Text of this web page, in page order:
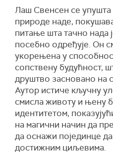
Лаш Свенсен се
природе наде,
питање шта тачно нада
посебно одређује. Он
укорењена у
сопствену будућност,
друштво засновано на
Аутор истиче кључну
смисла животу и њену
идентитетом,
на магични начин да
да оснажи појединце
достижним циљевима.